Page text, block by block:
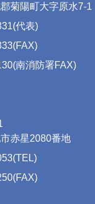
菊陽町大字原水7-1
代表)
南消防署FAX)
赤星2080番地